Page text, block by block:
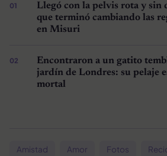
Llegó con la pelvis rota y sin
que terminó cambiando las
en Misuri
Encontraron a un gatito
jardín de Londres: su pelaje
mortal
Amistad Amor Fotos